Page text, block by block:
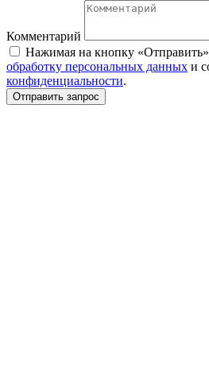
Комментарий
Нажимая на кнопку
обработку персональных данных и
конфиденциальности.
Отправить запрос